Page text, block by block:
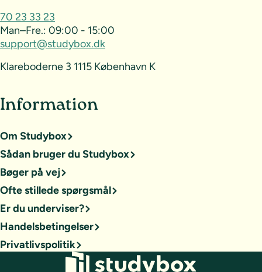
70 23 33 23
Man–Fre.: 09:00 - 15:00
support@studybox.dk
Klareboderne 3 1115 København K
Information
Om Studybox
Sådan bruger du Studybox
Bøger på vej
Ofte stillede spørgsmål
Er du underviser?
Handelsbetingelser
Privatlivspolitik